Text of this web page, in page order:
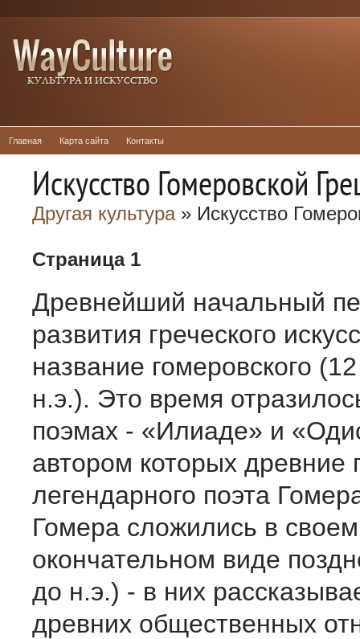
Главная Карта сайта Контакты
Искусство Гомеровской
Другая культура» Искусство
Страница 1
Древнейший начальный
развития греческого
название гомеровского
н.э.). Это время
поэмах - «Илиаде» и
автором которых древние
легендарного поэта
Гомера сложились в своем
окончательном виде
до н.э.) - в них
древних общественных